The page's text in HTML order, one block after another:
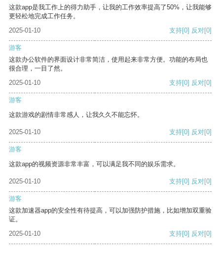
这款app是我工作上的得力助手，让我的工作效率提高了50%，让我能够
更轻松地完成工作任务。
2025-01-10
支持[0] 反对[0]
游客
这款办公软件的界面设计非常简洁，使用起来非常方便。功能的布局也
很合理，一目了然。
2025-01-10
支持[0] 反对[0]
游客
这款游戏的剧情非常感人，让我久久不能忘怀。
2025-01-10 支持[0] 反对[0]
游客
这款app的视频资源非常丰富，可以满足我不同的娱乐需求。
2025-01-10 支持[0] 反对[0]
游客
这款加速器app的安全性有待提高，可以加强防护措施，比如增加双重验
证。
2025-01-10
支持[0] 反对[0]